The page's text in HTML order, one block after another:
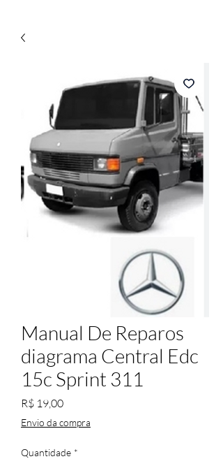
Manual De Reparos
diagrama Central Edc
15c Sprint 311
R$ 19,00Preço
Envio da compra
Quantidade *